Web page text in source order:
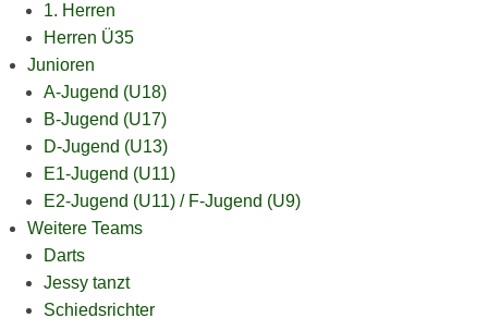
1. Herren
Herren Ü35
Junioren
A-Jugend (U18)
B-Jugend (U17)
D-Jugend (U13)
E1-Jugend (U11)
E2-Jugend (U11) / F-Jugend (U9)
Weitere Teams
Darts
Jessy tanzt
Schiedsrichter